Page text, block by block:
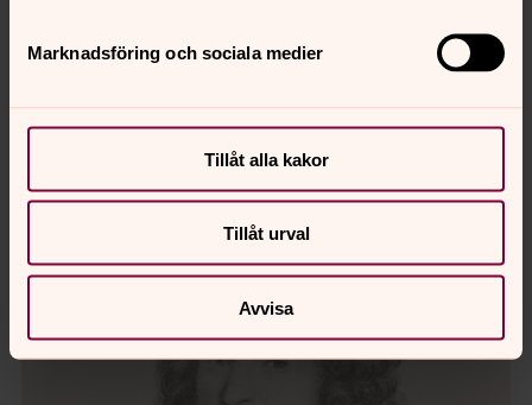
Marknadsföring och sociala medier
Tillåt alla kakor
Tillåt urval
Avvisa
FOTNOT: Artikelförfattaren reserverar sig för eventuella